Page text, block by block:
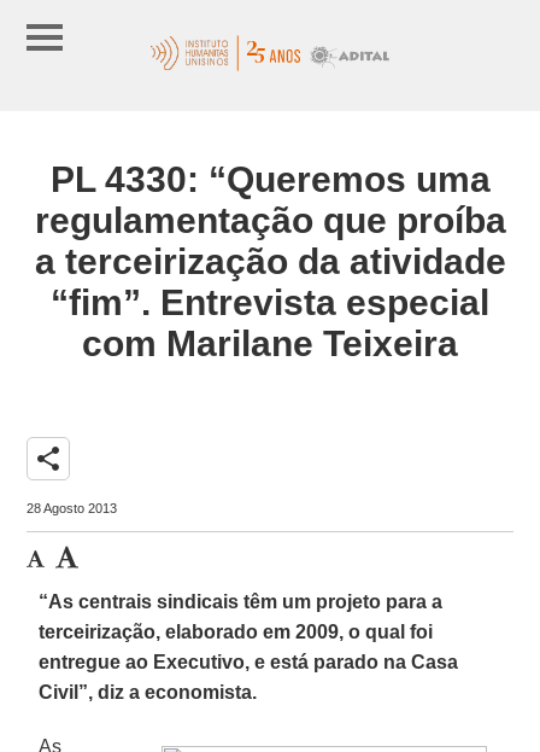
PL 4330: “Queremos uma
regulamentação que proíba
a terceirização da atividade
“fim”. Entrevista especial
com Marilane Teixeira
share
28 Agosto 2013
“As centrais sindicais têm um projeto para a
terceirização, elaborado em 2009, o qual foi
entregue ao Executivo, e está parado na Casa
Civil”, diz a economista.
As